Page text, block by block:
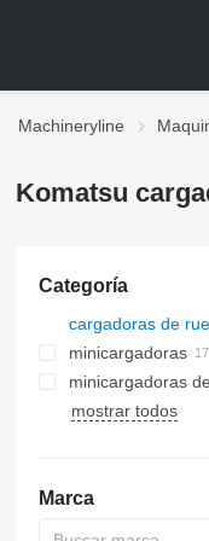
Machineryline
Komatsu
Categoría
cargadoras de
minicargadoras
minicargadoras
mostrar todos
Marca